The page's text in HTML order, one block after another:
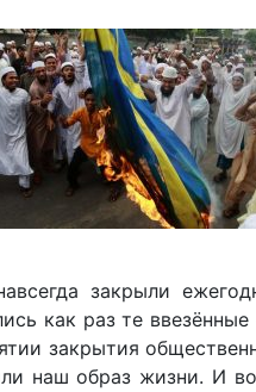
закрыли
как раз те
закрытия
наш образ жизни. И